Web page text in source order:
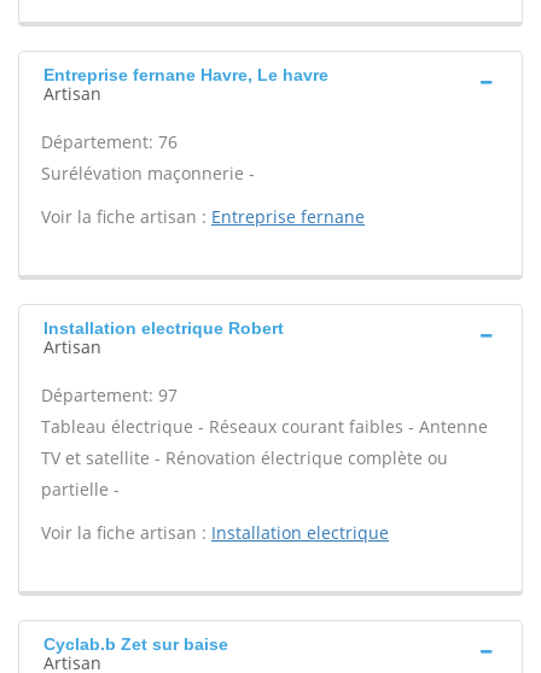
Entreprise fernane Havre, Le havre
Artisan
Département: 76
Surélévation maçonnerie -
Voir la fiche artisan : Entreprise fernane
Installation electrique Robert
Artisan
Département: 97
Tableau électrique - Réseaux courant faibles - Antenne
TV et satellite - Rénovation électrique complète ou
partielle -
Voir la fiche artisan : Installation electrique
Cyclab.b Zet sur baise
Artisan